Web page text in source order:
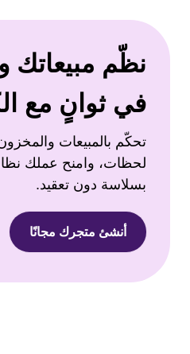
نظّم مبيعاتك
في ثوانٍ مع
تحكّم بالمبيعات
لحظات، وامنح عملك
بسلاسة دون تعقيد.
أنشئ متجرك مجانًا